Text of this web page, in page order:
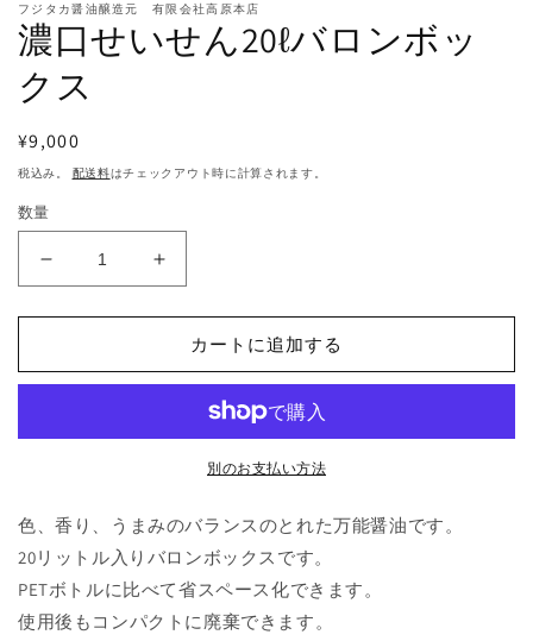
ル
で
メ
デ
ィ
(1)
を
く
フジタカ醤油醸造元 有限会社高原本店
濃口せいせん20ℓバロンボッ
クス
通
常
格
¥9,000
税込み。 配送料はチェックアウト時に計算されます。
数量
せ
20ℓ
ン
ボ
ッ
ク
濃
せ
20ℓ
ン
ボ
ッ
ク
カートに追加する
別のお支払い方法
色、香り、うまみのバランスのとれた万能醤油です。
20リットル入りバロンボックスです。
PETボトルに比べて省スペース化できます。
使用後もコンパクトに廃棄できます。